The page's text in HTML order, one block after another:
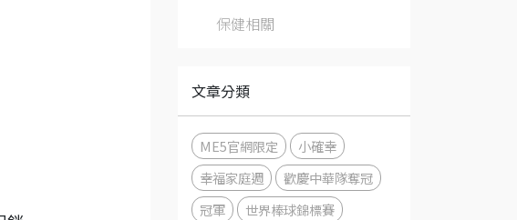
保健相關
文章分類
ME5官網限定
小確幸
幸福家庭週
歡慶中華隊奪冠
冠軍
世界棒球錦標賽